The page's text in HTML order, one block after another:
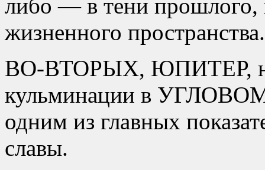
либо — в тени прошлого,
жизненного пространства.
ВО-ВТОРЫХ, ЮПИТЕР,
кульминации в
одним из главных
славы.